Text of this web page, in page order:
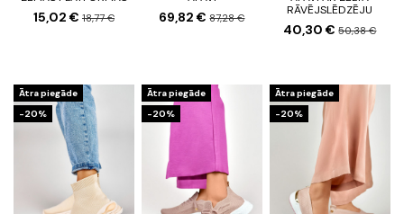
15,02 € 18,77 € 69,82 €87,28 €
RĀVĒJSLĒDZĒJU
40,30 €50,38 €
Ātra piegāde
-20%
Ātra piegāde
-20%
Ātra piegāde
-20%